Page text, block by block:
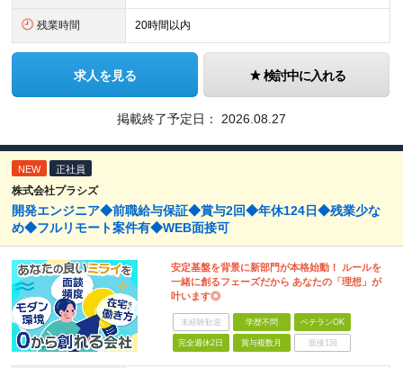
残業時間 20時間以内
求人を見る 検討中に入れる
掲載終了予定日： 2026.08.27
NEW 正社員
株式会社プラシズ
開発エンジニア◆前職給与保証◆賞与2回◆年休124日◆残業少な
め◆フルリモート案件有◆WEB面接可
安定基盤を背景に新部門が本格始動！ ルールを
一緒に創るフェーズだから あなたの「理想」が
叶います◎
未経験歓迎 学歴不問 ベテランOK
完全週休2日 賞与複数月 面接1回